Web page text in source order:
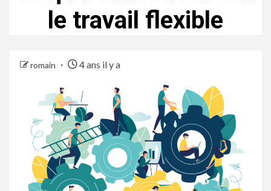
le travail flexible
romain 4 ans il y a